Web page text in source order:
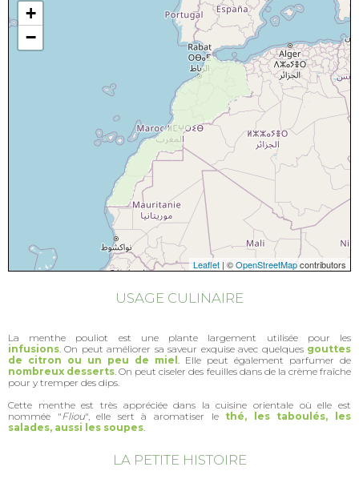
+
−
Leaflet | ©OpenStreetMapcontributors
USAGE CULINAIRE
La menthe pouliot est une plante largement utilisée pour les
infusions . On peut améliorer sa saveur exquise avec quelques gouttes
de citron ou un peu de miel
. Elle peut également parfumer de
nombreux desserts . On peut ciseler des feuilles dans de la crème fraîche
pour y tremper des dips.
Cette menthe est très appréciée dans la cuisine orientale où elle est
nommée "Fliou", elle sert à aromatiser le thé, les taboulés, les
salades, aussi les soupes
LA PETITE HISTOIRE